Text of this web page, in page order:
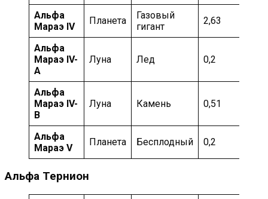
Альфа
Мараэ IV
Планета
Газовый
гигант
2,63
Альфа
Мараэ IV-
А
Луна Лед 0,2
Альфа
Мараэ IV-
B
Луна Камень 0,51
Альфа
Мараэ V
Планета Бесплодный 0,2
Альфа Тернион